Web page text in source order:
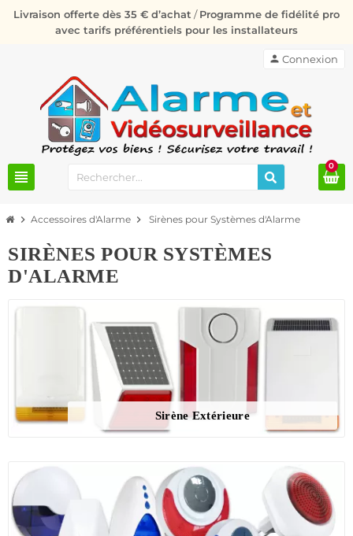
Livraison offerte dès 35 € d’achat /Programme de fidélité pro
avec tarifs préférentiels pour les installateurs
view_headline
person Connexion
0
chevron_right Accessoires d'Alarme chevron_right Sirènes pour Systèmes d'Alarme
SIRÈNES POUR SYSTÈMES
D'ALARME
Sirène Extérieure